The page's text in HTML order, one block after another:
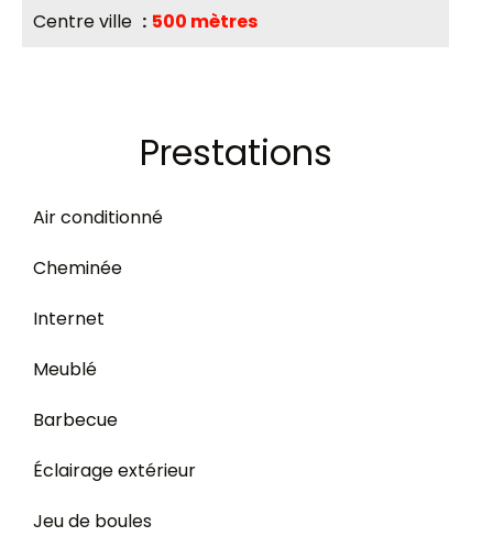
Centre ville 500 mètres
Prestations
Air conditionné
Cheminée
Internet
Meublé
Barbecue
Éclairage extérieur
Jeu de boules